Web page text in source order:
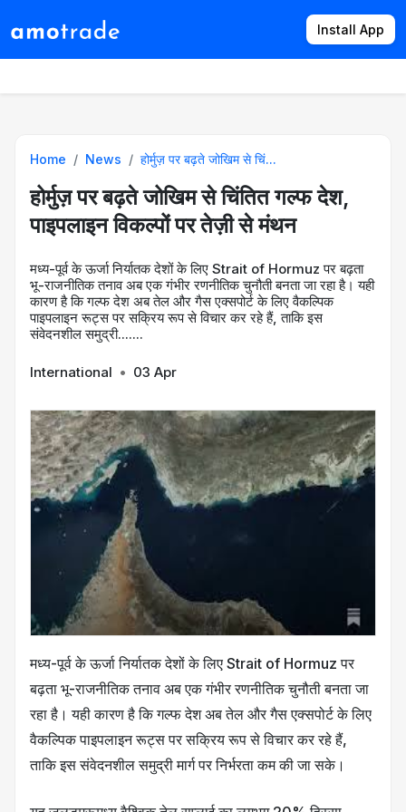
Install App
Home News होर्मुज़ पर बढ़ते जोखिम से चिं...
होर्मुज़ पर बढ़ते जोखिम से चिंतित गल्फ देश,
पाइपलाइन विकल्पों पर तेज़ी से मंथन
मध्य-पूर्व के ऊर्जा निर्यातक देशों के लिए Strait of Hormuz पर बढ़ता
भू-राजनीतिक तनाव अब एक गंभीर रणनीतिक चुनौती बनता जा रहा है। यही
कारण है कि गल्फ देश अब तेल और गैस एक्सपोर्ट के लिए वैकल्पिक
पाइपलाइन रूट्स पर सक्रिय रूप से विचार कर रहे हैं, ताकि इस
संवेदनशील समुद्री.......
International • 03 Apr
मध्य-पूर्व के ऊर्जा निर्यातक देशों के लिए Strait of Hormuz पर
बढ़ता भू-राजनीतिक तनाव अब एक गंभीर रणनीतिक चुनौती बनता जा
रहा है। यही कारण है कि गल्फ देश अब तेल और गैस एक्सपोर्ट के लिए
वैकल्पिक पाइपलाइन रूट्स पर सक्रिय रूप से विचार कर रहे हैं,
ताकि इस संवेदनशील समुद्री मार्ग पर निर्भरता कम की जा सके।